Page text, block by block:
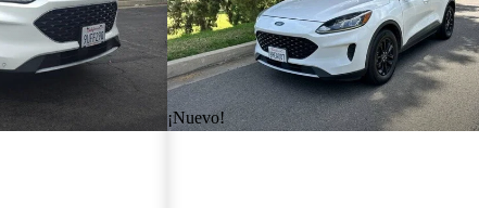
¡Nuevo!